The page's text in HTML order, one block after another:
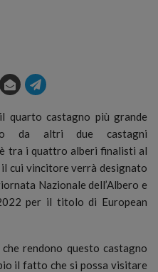
quarto castagno più grande
da altri due castagni
tra i quattro alberi finalisti al
cui vincitore verrà designato
Nazionale dell’Albero e
per il titolo di European
rendono questo castagno
il fatto che si possa visitare